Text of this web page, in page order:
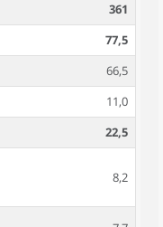
361
77,5
66,5
11,0
22,5
8,2